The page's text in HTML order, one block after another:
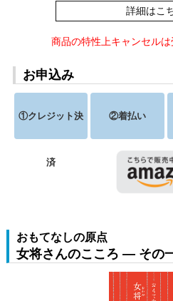
詳細はこ
商品の特性上キャンセルは
お申込み
①クレジット決
済
②着払い
おもてなしの原点
女将さんのこころ ― その